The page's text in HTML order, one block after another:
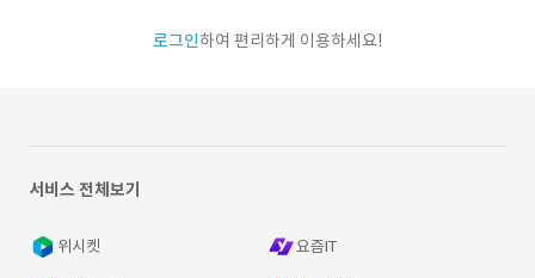
로그인하여 편리하게 이용하세요!
서비스 전체보기
위시켓 요즘IT